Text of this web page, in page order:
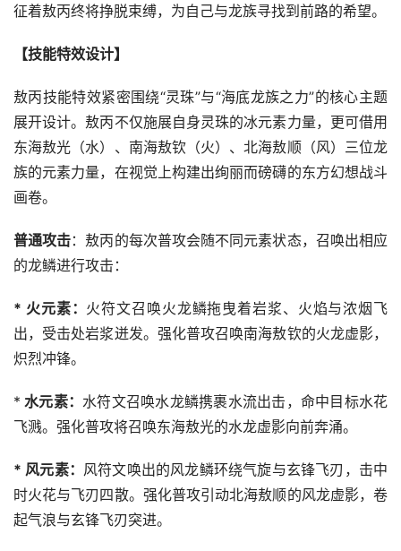
征着敖丙终将挣脱束缚，为自己与龙族寻找到前路的希望。
【技能特效设计】
敖丙技能特效紧密围绕“灵珠”与“海底龙族之力”的核心主题
展开设计。敖丙不仅施展自身灵珠的冰元素力量，更可借用
东海敖光（水）、南海敖钦（火）、北海敖顺（风）三位龙
族的元素力量，在视觉上构建出绚丽而磅礴的东方幻想战斗
画卷。
普通攻击：敖丙的每次普攻会随不同元素状态，召唤出相应
的龙鳞进行攻击：
* 火元素： 火符文召唤火龙鳞拖曳着岩浆、火焰与浓烟飞
出，受击处岩浆迸发。强化普攻召唤南海敖钦的火龙虚影，
炽烈冲锋。
* 水元素： 水符文召唤水龙鳞携裹水流出击，命中目标水花
飞溅。强化普攻将召唤东海敖光的水龙虚影向前奔涌。
* 风元素： 风符文唤出的风龙鳞环绕气旋与玄锋飞刃，击中
时火花与飞刃四散。强化普攻引动北海敖顺的风龙虚影，卷
起气浪与玄锋飞刃突进。